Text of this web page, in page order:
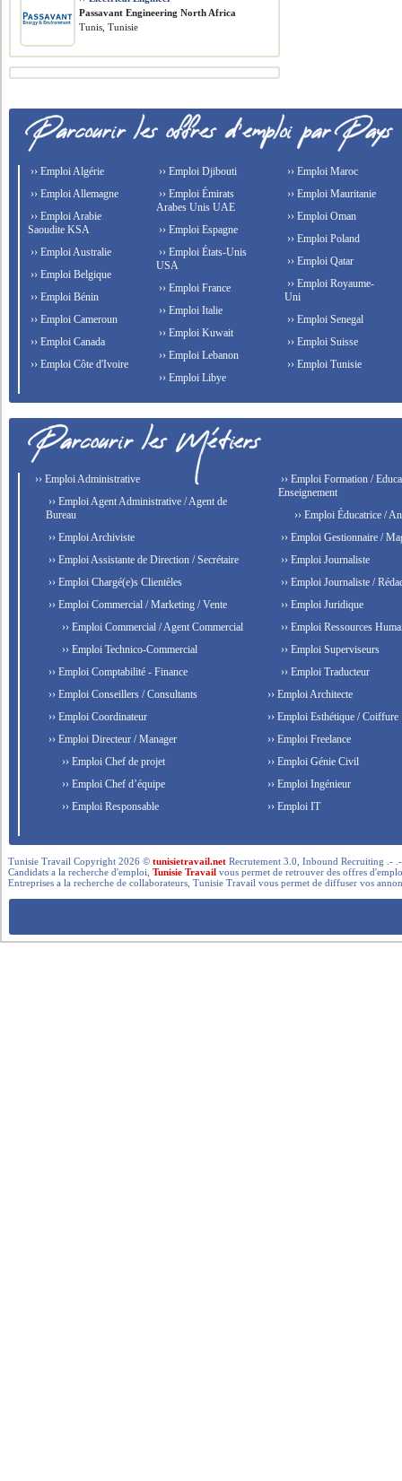
Passavant Engineering North Africa
Tunis, Tunisie
›› Emploi Algérie
›› Emploi Allemagne
›› Emploi Arabie
Saoudite KSA
›› Emploi Australie
›› Emploi Belgique
›› Emploi Bénin
›› Emploi Cameroun
›› Emploi Canada
›› Emploi Côte d'Ivoire
›› Emploi Djibouti
›› Emploi Émirats
Arabes Unis UAE
›› Emploi Espagne
›› Emploi États-Unis
USA
›› Emploi France
›› Emploi Italie
›› Emploi Kuwait
›› Emploi Lebanon
›› Emploi Libye
›› Emploi Maroc
›› Emploi Mauritanie
›› Emploi Oman
›› Emploi Poland
›› Emploi Qatar
›› Emploi Royaume-
Uni
›› Emploi Senegal
›› Emploi Suisse
›› Emploi Tunisie
›› Emploi Administrative
›› Emploi Agent Administrative / Agent de
Bureau
›› Emploi Archiviste
›› Emploi Assistante de Direction / Secrétaire
›› Emploi Chargé(e)s Clientèles
›› Emploi Commercial / Marketing / Vente
›› Emploi Commercial / Agent Commercial
›› Emploi Technico-Commercial
›› Emploi Comptabilité - Finance
›› Emploi Conseillers / Consultants
›› Emploi Coordinateur
›› Emploi Directeur / Manager
›› Emploi Chef de projet
›› Emploi Chef d’équipe
›› Emploi Responsable
›› Emploi Formation /
Enseignement
›› Emploi Éducatrice /
›› Emploi Gestionnaire /
›› Emploi Journaliste
›› Emploi Journaliste /
›› Emploi Juridique
›› Emploi Ressources
›› Emploi Superviseurs
›› Emploi Traducteur
›› Emploi Architecte
›› Emploi Esthétique / Coiffure
›› Emploi Freelance
›› Emploi Génie Civil
›› Emploi Ingénieur
›› Emploi IT
Tunisie Travail Copyright 2026 ©tunisietravail.net Recrutement 3.0, Inbound Recruiting .-
Candidats a la recherche d'emploi,Tunisie Travail vous permet de retrouver des offres
Entreprises a la recherche de collaborateurs, Tunisie Travail vous permet de diffuser vos